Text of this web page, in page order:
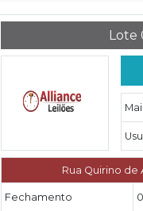
Lote
Rua Quirino de
Fechamento